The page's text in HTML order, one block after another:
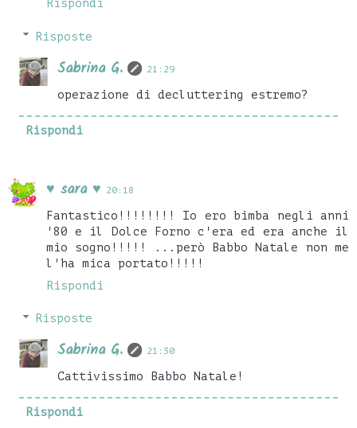
Rispondi
Risposte
Sabrina G. 21:29
operazione di decluttering estremo?
Rispondi
♥ sara ♥ 20:18
Fantastico!!!!!!!! Io ero bimba negli anni
'80 e il Dolce Forno c'era ed era anche il
mio sogno!!!!! ...però Babbo Natale non me
l'ha mica portato!!!!!
Rispondi
Risposte
Sabrina G. 21:30
Cattivissimo Babbo Natale!
Rispondi